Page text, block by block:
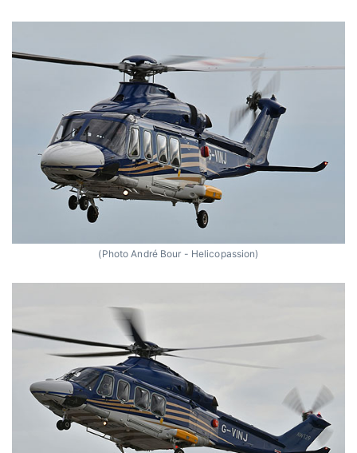
(Photo André Bour - Helicopassion)